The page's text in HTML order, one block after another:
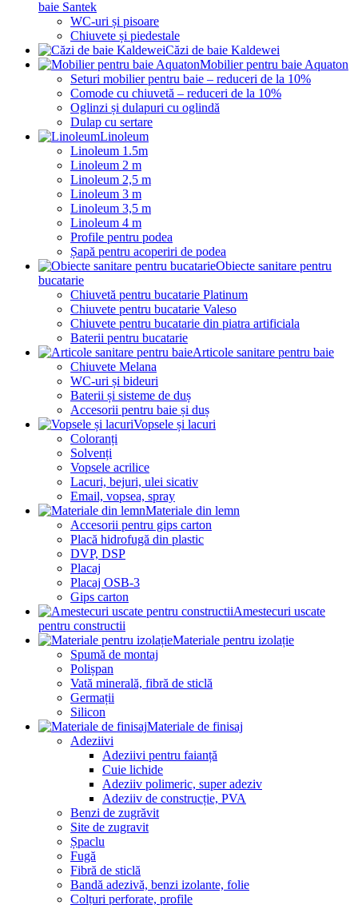
baie Santek
WC-uri și pisoare
Chiuvete și piedestale
Căzi de baie Kaldewei
Mobilier pentru baie Aquaton
Seturi mobilier pentru baie – reduceri de la 10%
Comode cu chiuvetă – reduceri de la 10%
Oglinzi și dulapuri cu oglindă
Dulap cu sertare
Linoleum
Linoleum 1.5m
Linoleum 2 m
Linoleum 2,5 m
Linoleum 3 m
Linoleum 3,5 m
Linoleum 4 m
Profile pentru podea
Șapă pentru acoperiri de podea
Obiecte sanitare pentru
bucatarie
Chiuvetă pentru bucatarie Platinum
Chiuvete pentru bucatarie Valeso
Chiuvete pentru bucatarie din piatra artificiala
Baterii pentru bucatarie
Articole sanitare pentru baie
Chiuvete Melana
WC-uri și bideuri
Baterii și sisteme de duș
Accesorii pentru baie și duș
Vopsele și lacuri
Coloranți
Solvenți
Vopsele acrilice
Lacuri, bejuri, ulei sicativ
Email, vopsea, spray
Materiale din lemn
Accesorii pentru gips carton
Placă hidrofugă din plastic
DVP, DSP
Placaj
Placaj OSB-3
Gips carton
Amestecuri uscate
pentru constructii
Materiale pentru izolație
Spumă de montaj
Polișpan
Vată minerală, fibră de sticlă
Germații
Silicon
Materiale de finisaj
Adeziivi
Adeziivi pentru faianță
Cuie lichide
Adeziiv polimeric, super adeziv
Adeziiv de construcție, PVA
Benzi de zugrăvit
Site de zugravit
Șpaclu
Fugă
Fibră de sticlă
Bandă adezivă, benzi izolante, folie
Colțuri perforate, profile